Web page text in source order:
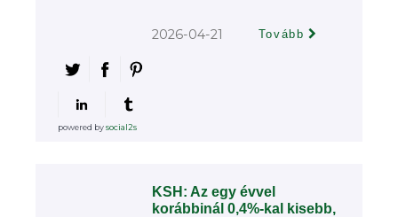
2026-04-21 Tovább
powered bysocial2s
KSH: Az egy évvel
korábbinál 0,4%-kal kisebb,